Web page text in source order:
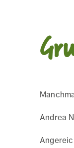
Andrea